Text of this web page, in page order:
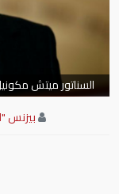
السناتور ميتش
بيزنس